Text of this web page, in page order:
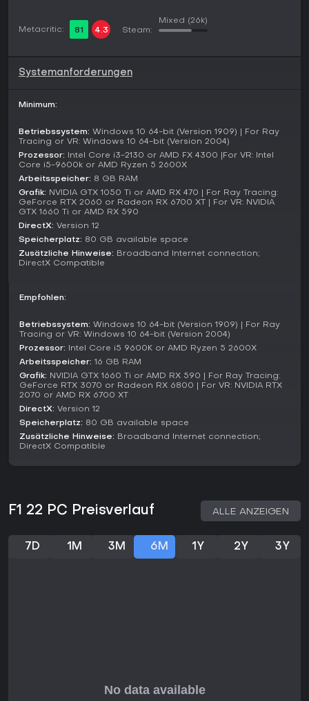
Das Spiel repliziert die 2022er Fahrer-, Team- und
Formation Laps und Safety-Car-Einsätzen ahmen TV-
Übersetzungen an spezifische Tracks anpassen. Sprint
Races spiegeln Saisonformat-Änderungen wider und
bringen kurze, intensive Sessions. So entsteht eine
umfassende Simulation, die dem sich wandelnden Sport treu
Lohnt es sich?
F1-Fans bekommen mit F1 22 eine starke Umsetzung der
2022er Saison plus verbesserte KI nach Patches. Feedback
lobt die spaßige Physik-Herausforderung und erweiterte
Karriere-Optionen, kritisiert aber den Preis im Verhältnis zu
ausgereifter.
Realistische Sims mit Strategie und Multiplayer kommen hier
voll auf ihre Kosten - perfekt für Sport-Follower. Casual-
Racer könnten es fordernd finden, Hardcore-Spieler
schätzen hingegen Support und detaillierte Mechanics für
lange Sessions.
Metacritic: 81 4.3 Steam:
Mixed (26k)
Systemanforderungen
Minimum:
Betriebssystem: Windows 10 64-bit (Version 1909) | For Ray
Tracing or VR: Windows 10 64-bit (Version 2004)
Prozessor: Intel Core i3-2130 or AMD FX 4300 |For VR: Intel
Core i5-9600k or AMD Ryzen 5 2600X
Arbeitsspeicher: 8 GB RAM
Grafik: NVIDIA GTX 1050 Ti or AMD RX 470 | For Ray Tracing:
GeForce RTX 2060 or Radeon RX 6700 XT | For VR: NVIDIA
GTX 1660 Ti or AMD RX 590
DirectX: Version 12
Speicherplatz: 80 GB available space
Zusätzliche Hinweise: Broadband Internet connection;
DirectX Compatible
Empfohlen:
Betriebssystem: Windows 10 64-bit (Version 1909) | For Ray
Tracing or VR: Windows 10 64-bit (Version 2004)
Prozessor: Intel Core i5 9600K or AMD Ryzen 5 2600X
Arbeitsspeicher: 16 GB RAM
Grafik: NVIDIA GTX 1660 Ti or AMD RX 590 | For Ray Tracing:
GeForce RTX 3070 or Radeon RX 6800 | For VR: NVIDIA RTX
2070 or AMD RX 6700 XT
DirectX: Version 12
Speicherplatz: 80 GB available space
Zusätzliche Hinweise: Broadband Internet connection;
DirectX Compatible
F1 22 PC Preisverlauf ALLE ANZEIGEN
7D 1M 3M 6M 1Y 2Y 3Y